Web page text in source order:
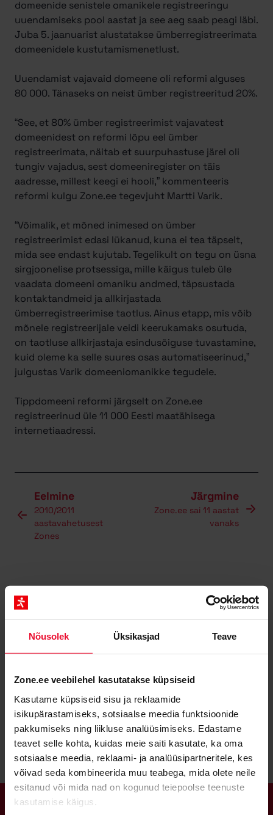
Nõusolek Üksikasjad Teave
Zone.ee veebilehel kasutatakse küpsiseid
Kasutame küpsiseid sisu ja reklaamide
isikupärastamiseks, sotsiaalse meedia funktsioonide
pakkumiseks ning liikluse analüüsimiseks. Edastame
teavet selle kohta, kuidas meie saiti kasutate, ka oma
sotsiaalse meedia, reklaami- ja analüüsipartneritele, kes
võivad seda kombineerida muu teabega, mida olete neile
esitanud või mida nad on kogunud teiepoolse teenuste
kasutamise käigus.
domeenide senistele omanikele registreeringu
uuendamiseks pool aastat ja see aeg saab peagi läbi.
Juba 5. jaanuarist alustatakse ümberregistreerimata
domeenidele kustutamismenetlust.
Uuendamist vajavaid domeene oli reformi alguses
80 000. Tänaseks on neist ümber registreeritud 20%.
“See, et 80% ümber registreerimist vajavatest
domeenidest on reformi lõpu eel ümber
registreerimata, näitab et suurpuhastuse järel oli
tungiv vajadus, sest domeeniregister on täis
aadresse, millest keegi ei hooli,” kommenteeris
reformi kulgu Zone.ee tegevjuht Martti Varik.
“Võimalik, et mõned inimesed on ümber
registreerimist edasi lükanud, kuna ei tea täpselt,
mida see endast kujutab. Tegelikult on tegu on üsna
sirgjoonelise protsessiga, mille käigus tuleb üle
vaadata domeeni omaniku andmed, täpsustada
kontaktandmeid ja allkirjastada
ümberregistreerimise taotlus. Ainus etapp, mis võib
mõnele registreerijale veidi keerukamaks osutuda,
on taotluse allkirjastaja esindusõiguse tuvastamine,
kuid oleme ka selle suures osas automatiseerinud,”
julgustas Varik domeeniomanikke tegudele.
Tippdomeeni reformi järgselt on Zone.ee
registreerinud üle 11 000 Eesti maatähisega
internetiaadressi.
Eelmine
2010/2011
aastavahetusest
Zones
Järgmine
Zone.ee sai 11 aastat
vanaks
usaldusväärsete partneritega: